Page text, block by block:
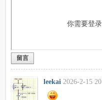
你需要登
留言
leekai 2026-2-15